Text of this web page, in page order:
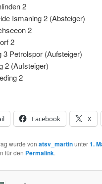
2
Ismaning 2 (Absteiger)
2
2
3 Petrolspor (Aufsteiger)
2 (Aufsteiger)
2
Facebook X
wurde von atsv_martinunter1.
für den Permalink.